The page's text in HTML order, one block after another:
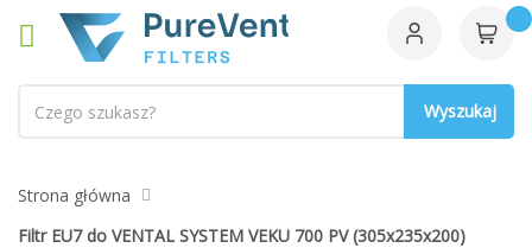
Strona główna
Filtr EU7 do VENTAL SYSTEM VEKU 700 PV (305x235x200)